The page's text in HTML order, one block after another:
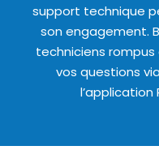
support technique
son engagement.
techniciens rompus
vos questions